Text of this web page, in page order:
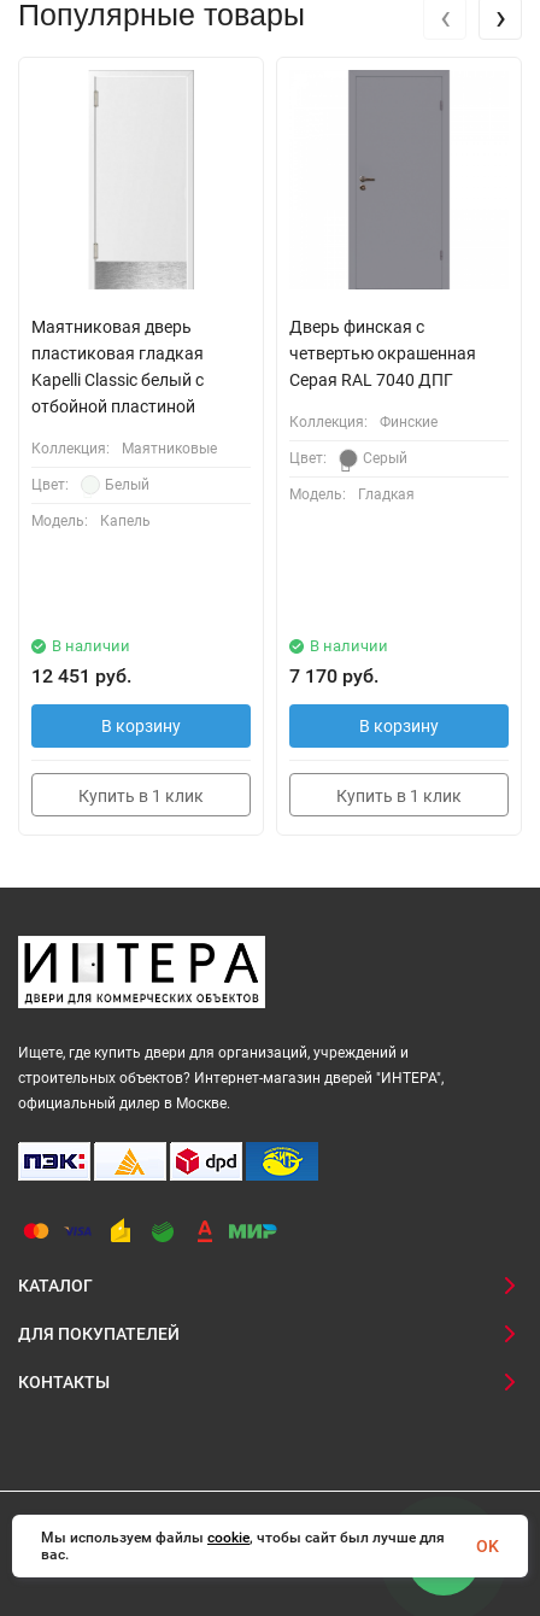
Популярные товары
Маятниковая дверь
пластиковая гладкая
Kapelli Classic белый с
отбойной пластиной
Коллекция: Маятниковые
Цвет: Белый
Модель: Капель
В наличии
12 451 руб.
В корзину
Купить в 1 клик
Дверь финская с
четвертью окрашенная
Серая RAL 7040 ДПГ
Коллекция: Финские
Цвет: Серый
Модель: Гладкая
В наличии
7 170 руб.
В корзину
Купить в 1 клик
‹ ›
Ищете, где купить двери для организаций, учреждений и
строительных объектов? Интернет-магазин дверей "ИНТЕРА",
официальный дилер в Москве.
КАТАЛОГ
ДЛЯ ПОКУПАТЕЛЕЙ
КОНТАКТЫ
© 2008-2026 Interadoors.ru Все права защищены
Мы используем файлы cookie, чтобы сайт был лучше для
вас.
OK